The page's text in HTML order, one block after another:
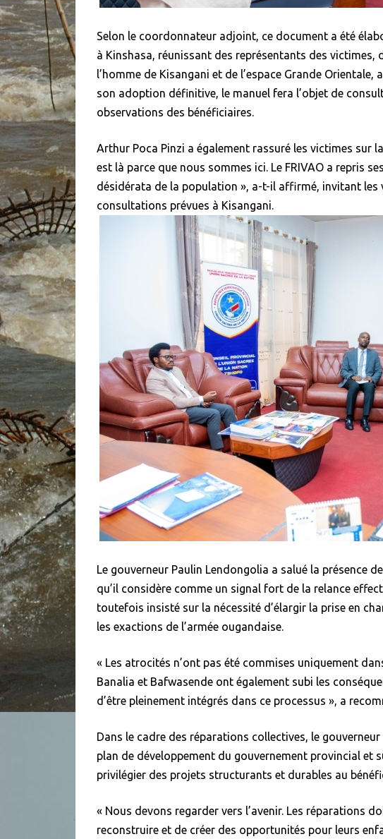
Selon le coordonnateur adjoint, ce document a été
à Kinshasa, réunissant des représentants des
l’homme de Kisangani et de l’espace Grande
son adoption définitive, le manuel fera l’objet de
observations des bénéficiaires.
Arthur Poca Pinzi a également rassuré les victimes sur
est là parce que nous sommes ici. Le FRIVAO a repris
désidérata de la population », a-t-il affirmé, invitant
consultations prévues à Kisangani.
Le gouverneur Paulin Lendongolia a salué la présence
qu’il considère comme un signal fort de la relance
toutefois insisté sur la nécessité d’élargir la prise en
les exactions de l’armée ougandaise.
« Les atrocités n’ont pas été commises uniquement
Banalia et Bafwasende ont également subi les
d’être pleinement intégrés dans ce processus », a
Dans le cadre des réparations collectives, le
plan de développement du gouvernement provincial et
privilégier des projets structurants et durables au
« Nous devons regarder vers l’avenir. Les réparations
reconstruire et de créer des opportunités pour leurs